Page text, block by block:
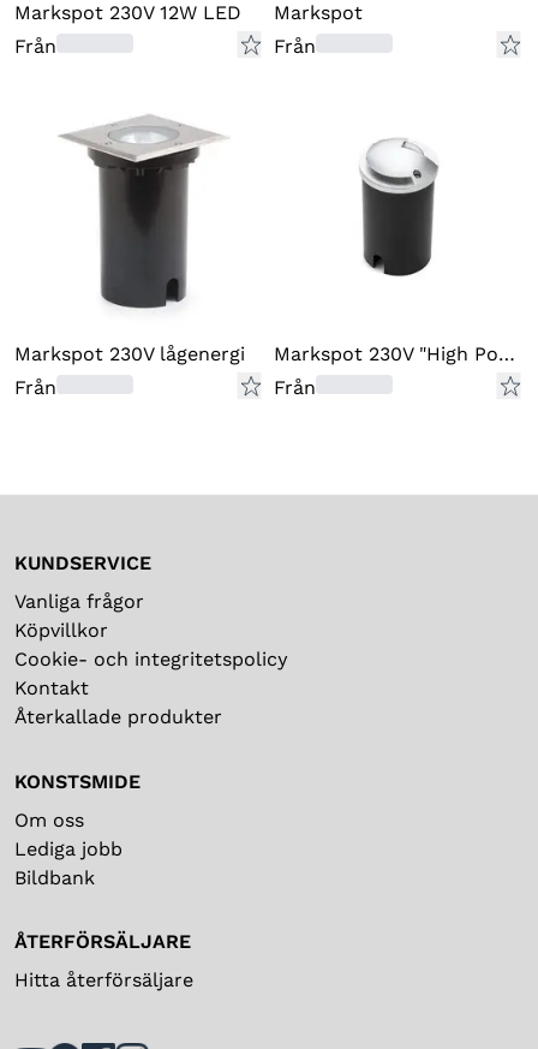
Markspot 230V 12W LED
Från
Markspot
Från
Markspot 230V lågenergi
Från
Markspot 230V "High Power" LED
Från
KUNDSERVICE
Vanliga frågor
Köpvillkor
Cookie- och integritetspolicy
Kontakt
Återkallade produkter
KONSTSMIDE
Om oss
Lediga jobb
Bildbank
ÅTERFÖRSÄLJARE
Hitta återförsäljare